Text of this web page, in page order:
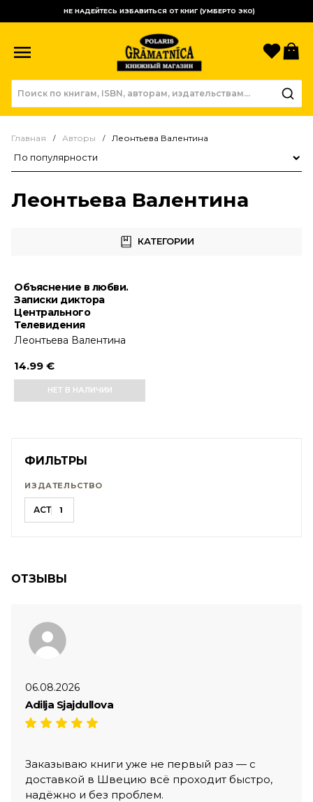
НЕ НАДЕЙТЕСЬ ИЗБАВИТЬСЯ ОТ КНИГ (УМБЕРТО ЭКО)
Главная Авторы Леонтьева Валентина
Леонтьева Валентина
КАТЕГОРИИ
ФИЛЬТРЫ
ИЗДАТЕЛЬСТВО
АСТ 1
ОТЗЫВЫ
06.08.2026
Adilja Sjajdullova
Заказываю книги уже не первый раз — с
доставкой в Швецию всё проходит быстро,
надёжно и без проблем.
Объяснение в любви.
Записки диктора
Центрального
Телевидения
Леонтьева Валентина
14.99 €
НЕТ В НАЛИЧИИ